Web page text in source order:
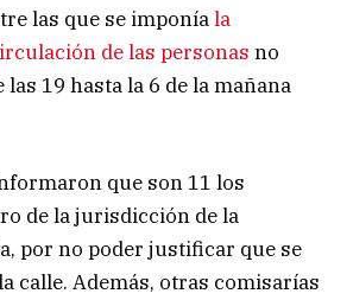
las que se imponíala
de las personas no
las 19 hasta la 6 de la mañana
que son 11 los
de la jurisdicción de la
por no poder justificar que se
calle. Además, otras comisarías